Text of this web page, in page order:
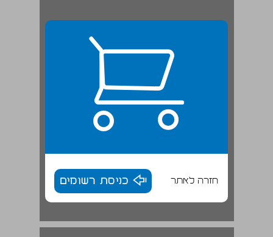
חזרה לאתר כניסת רשומים